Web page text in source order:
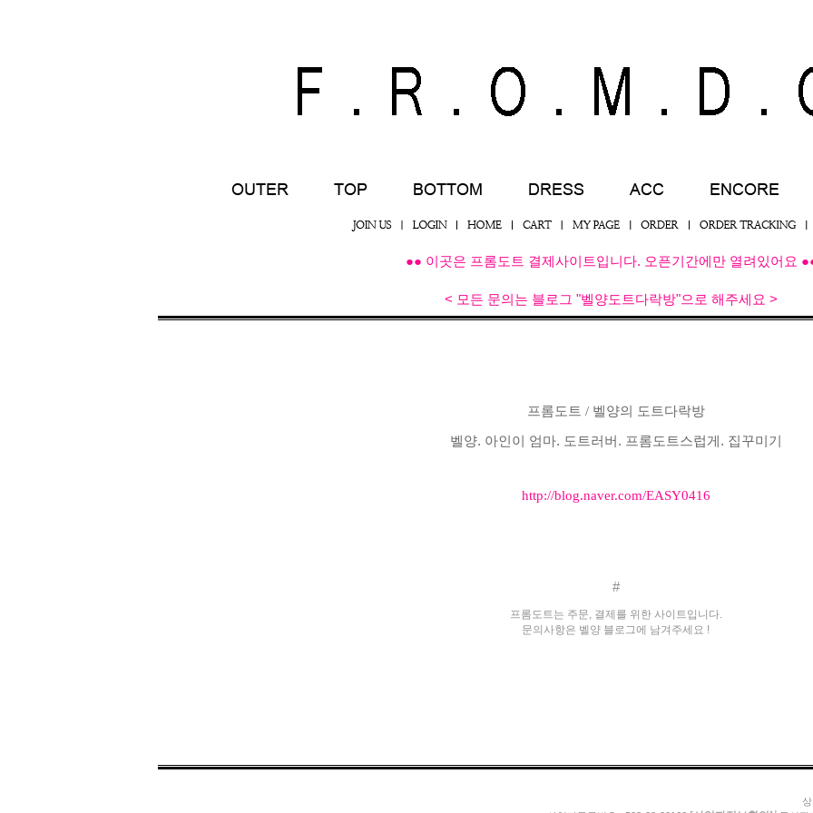
●● 이곳은 프롬도트 결제사이트입니다. 오픈기간에만 열려있어요
< 모든 문의는 블로그 "벨양도트다락방"으로 해주세요 >
프롬도트 / 벨양의 도트다락방
벨양. 아인이 엄마. 도트러버. 프롬도트스럽게. 집꾸미기
http://blog.naver.com/EASY0416
#
프롬도트는 주문, 결제를 위한 사이트입니다.
문의사항은 벨양 블로그에 남겨주세요 !